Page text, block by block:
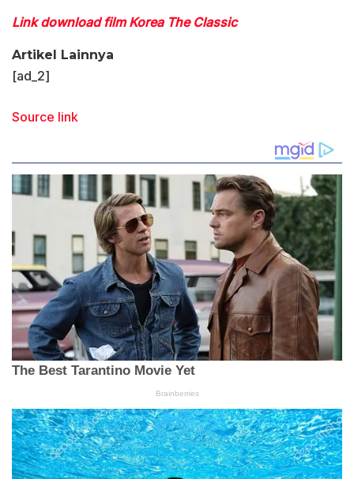
Link download film Korea The Classic
Artikel Lainnya
[ad_2]
Source link